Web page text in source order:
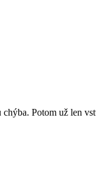
Potom už len